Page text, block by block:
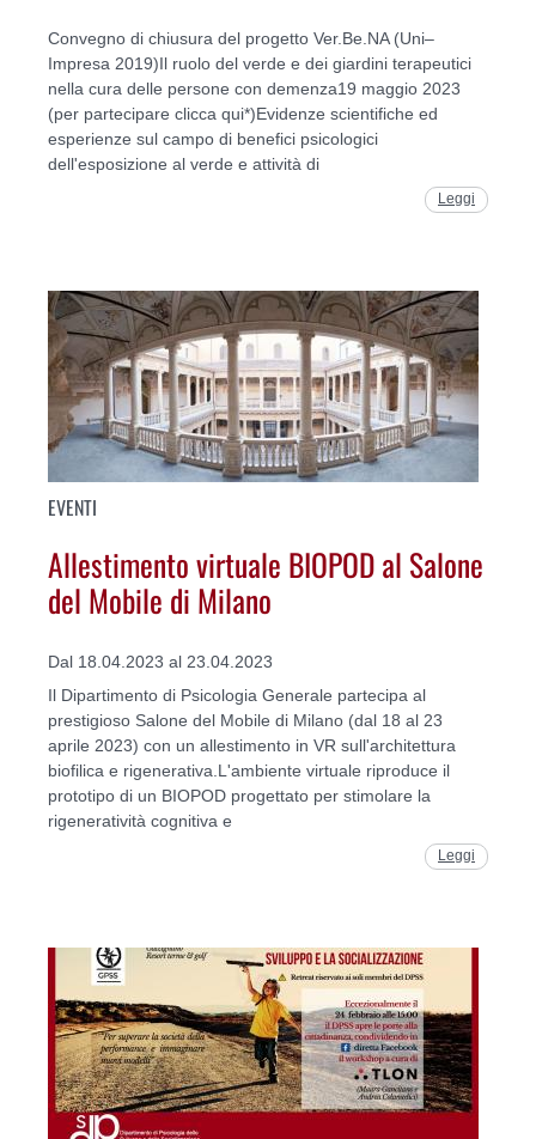
Convegno di chiusura del progetto Ver.Be.NA (Uni–
Impresa 2019)Il ruolo del verde e dei giardini terapeutici
nella cura delle persone con demenza19 maggio 2023
(per partecipare clicca qui*)Evidenze scientifiche ed
esperienze sul campo di benefici psicologici
dell'esposizione al verde e attività di
Leggi
EVENTI
Allestimento virtuale BIOPOD al Salone
del Mobile di Milano
Dal 18.04.2023 al 23.04.2023
Il Dipartimento di Psicologia Generale partecipa al
prestigioso Salone del Mobile di Milano (dal 18 al 23
aprile 2023) con un allestimento in VR sull'architettura
biofilica e rigenerativa.L'ambiente virtuale riproduce il
prototipo di un BIOPOD progettato per stimolare la
rigeneratività cognitiva e
Leggi